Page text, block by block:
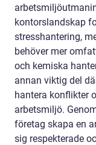
kontorslandskap
stresshantering,
behöver mer
och kemiska
annan viktig del
hantera konflikter
arbetsmiljö.
företag skapa en
sig respekterade